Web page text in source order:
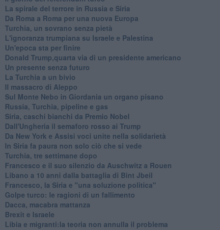
La spirale del terrore in Russia e Siria
Da Roma a Roma per una nuova Europa
Turchia, un sovrano senza pietà
L'ignoranza trumpiana su Israele e Palestina
Un'epoca sta per finire
Donald Trump,quarta via di un presidente americano
Un presente senza futuro
La Turchia a un bivio
Il massacro di Aleppo
Sul Monte Nebo in Giordania un organo pisano
Russia, Turchia, pipeline e gas
Siria, caschi bianchi da Premio Nobel
Dall'Ungheria il semaforo rosso ai Trump
Da New York e Assisi voci unite nella solidarietà
In Siria fa paura non solo ciò che si vede
Turchia, tre settimane dopo
Francesco e il suo silenzio da Auschwitz a Rouen
Libano a 10 anni dalla battaglia di Bint Jbeil
Francesco, la Siria e "una soluzione politica"
Golpe turco: le ragioni di un fallimento
Dacca, macabra mattanza
Brexit e Israele
Libia e migranti:la teoria non annulla il problema